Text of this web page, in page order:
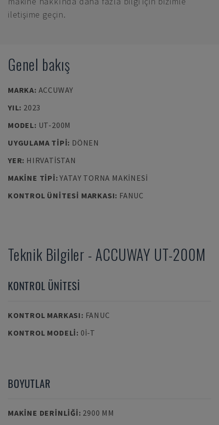
iletişime geçin.
Genel bakış
MARKA: ACCUWAY
YIL: 2023
MODEL: UT-200M
UYGULAMA TIPI: DÖNEN
YER: HIRVATISTAN
MAKINE TIPI:YATAY TORNA MAKINESI
KONTROL ÜNITESI MARKASI: FANUC
Teknik Bilgiler - ACCUWAY UT-200M
KONTROL ÜNITESI
KONTROL MARKASI: FANUC
KONTROL MODELI: 0I-T
BOYUTLAR
MAKINE DERINLIĞI: 2900 MM